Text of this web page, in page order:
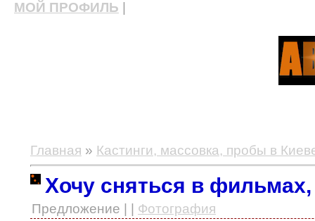
МОЙ ПРОФИЛЬ
Главная » Кастинги, массовка, пробы в
Хочу сняться в
Предложение | | Фотография